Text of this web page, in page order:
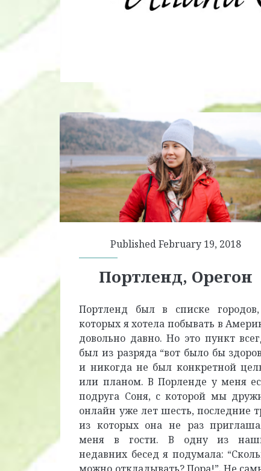
Published February 19, 2018
Портленд, Орегон
Портленд был в списке
которых я хотела побывать в
довольно давно. Но это пункт
был из разряда “вот было бы
и никогда не был конкретной
или планом. В Порленде у меня
подруга Соня, с которой мы
онлайн уже лет шесть, последние
из которых она не раз
меня в гости. В одну из
недавних бесед я подумала: